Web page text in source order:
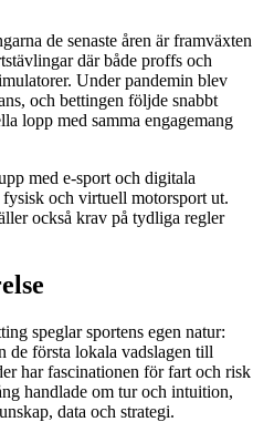
de senaste åren är framväxten
där både proffs och
Under pandemin blev
och bettingen följde snabbt
lopp med samma engagemang
med e-sport och digitala
och virtuell motorsport ut.
också krav på tydliga regler
speglar sportens egen natur:
de första lokala vadslagen till
har fascinationen för fart och risk
handlade om tur och intuition,
data och strategi.